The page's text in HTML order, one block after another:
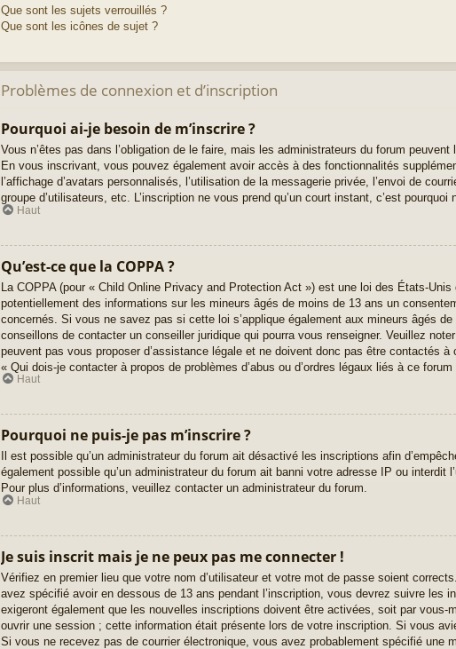
Que sont les sujets verrouillés ?
Que sont les icônes de sujet ?
Problèmes de connexion et d’inscription
Pourquoi ai-je besoin de m’inscrire ?
Vous n’êtes pas dans l’obligation de le faire, mais les administrateurs du forum
En vous inscrivant, vous pouvez également avoir accès à des fonctionnalités
l’affichage d’avatars personnalisés, l’utilisation de la messagerie privée, l’envoi de
groupe d’utilisateurs, etc. L’inscription ne vous prend qu’un court instant, c’est
Haut
Qu’est-ce que la COPPA ?
La COPPA (pour « Child Online Privacy and Protection Act ») est une loi des États-
potentiellement des informations sur les mineurs âgés de moins de 13 ans un
concernés. Si vous ne savez pas si cette loi s’applique également aux mineurs âgés
conseillons de contacter un conseiller juridique qui pourra vous renseigner. Veuillez
peuvent pas vous proposer d’assistance légale et ne doivent donc pas être contactés
« Qui dois-je contacter à propos de problèmes d’abus ou d’ordres légaux liés à ce forum
Haut
Pourquoi ne puis-je pas m’inscrire ?
Il est possible qu’un administrateur du forum ait désactivé les inscriptions afin
également possible qu’un administrateur du forum ait banni votre adresse IP ou interdit
Pour plus d’informations, veuillez contacter un administrateur du forum.
Haut
Je suis inscrit mais je ne peux pas me connecter !
Vérifiez en premier lieu que votre nom d’utilisateur et votre mot de passe soient
avez spécifié avoir en dessous de 13 ans pendant l’inscription, vous devrez suivre les
exigeront également que les nouvelles inscriptions doivent être activées, soit par
ouvrir une session ; cette information était présente lors de votre inscription. Si vous
Si vous ne recevez pas de courrier électronique, vous avez probablement spécifié une